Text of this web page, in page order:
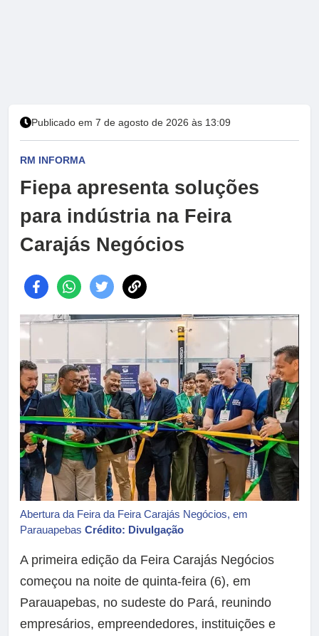
Publicado em 7 de agosto de 2026 às 13:09
RM INFORMA
Fiepa apresenta soluções
para indústria na Feira
Carajás Negócios
Abertura da Feira da Feira Carajás Negócios, em
Parauapebas Crédito: Divulgação
A primeira edição da Feira Carajás Negócios
começou na noite de quinta-feira (6), em
Parauapebas, no sudeste do Pará, reunindo
empresários, empreendedores, instituições e